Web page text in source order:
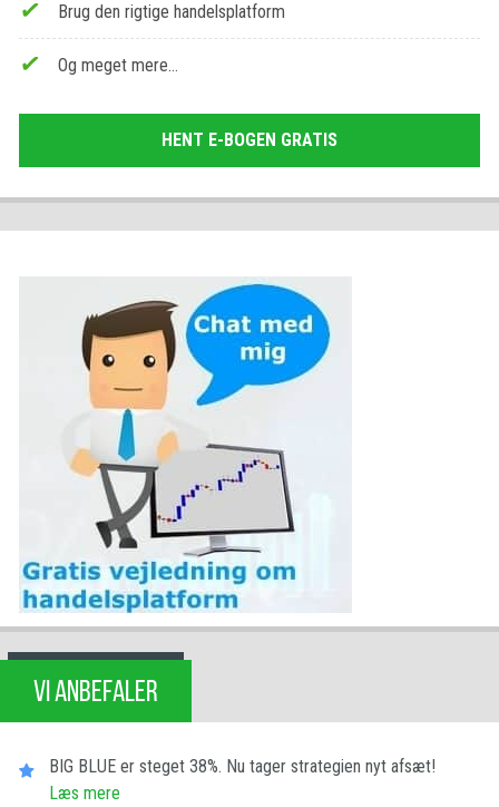
Brug den rigtige handelsplatform
Og meget mere…
HENT E-BOGEN GRATIS
VI ANBEFALER
BIG BLUE er steget 38%. Nu tager strategien nyt afsæt!
Læs mere